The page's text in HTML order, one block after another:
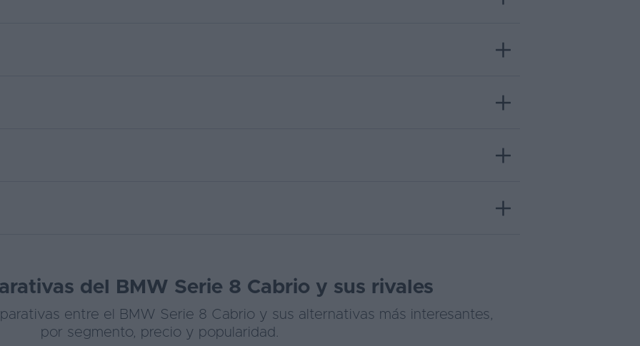
del BMW Serie 8 Cabrio y sus rivales
entre el BMW Serie 8 Cabrio y sus alternativas más interesantes,
por segmento, precio y popularidad.